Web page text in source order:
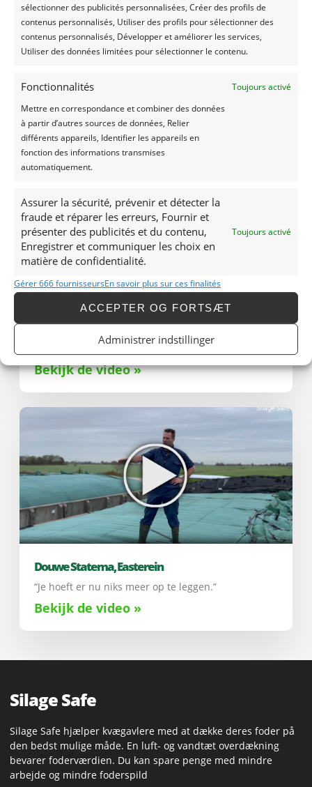
sélectionner des publicités personnalisées, Créer des profils de
contenus personnalisés, Utiliser des profils pour sélectionner des
contenus personnalisés, Développer et améliorer les services,
Utiliser des données limitées pour sélectionner le contenu.
Fonctionnalités
Toujours activé
Mettre en correspondance et combiner des données
à partir d’autres sources de données, Relier
différents appareils, Identifier les appareils en
fonction des informations transmises
automatiquement.
Assurer la sécurité, prévenir et détecter la
fraude et réparer les erreurs, Fournir et
présenter des publicités et du contenu,
Enregistrer et communiquer les choix en
matière de confidentialité.
Toujours activé
Gérer 666 fournisseursEn savoir plus sur ces finalités
ACCEPTER OG FORTSÆT
Administrer indstillinger
Nog meer
referenties
bekijken?
Jennissen, Den Dungen
“We besparen veel tijd en hebben geen last meer
Bekijk de video »
Douwe Statema, Easterein
“Je hoeft er nu niks meer op te leggen.”
Bekijk de video »
Silage Safe
Silage Safe hjælper kvægavlere med at dække deres foder på
den bedst mulige måde. En luft- og vandtæt overdækning
bevarer foderværdien. Du kan spare penge med mindre
arbejde og mindre foderspild